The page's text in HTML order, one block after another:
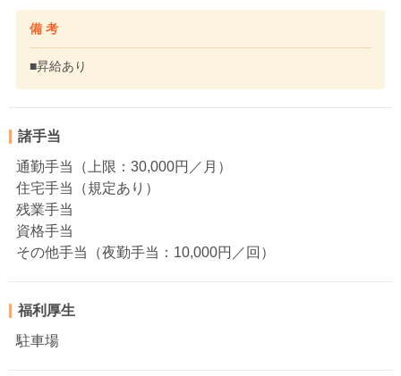
備 考
■昇給あり
諸手当
通勤手当（上限：30,000円／月）
住宅手当（規定あり）
残業手当
資格手当
その他手当（夜勤手当：10,000円／回）
福利厚生
駐車場